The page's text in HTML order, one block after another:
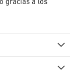
gracias a los